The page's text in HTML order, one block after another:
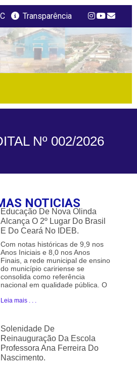
Transparência
Nº 002/2026
NOTICIAS
Educação De Nova Olinda
Alcança O 2º Lugar Do Brasil
E Do Ceará No IDEB.
Com notas históricas de 9,9 nos
Anos Iniciais e 8,0 nos Anos
Finais, a rede municipal de ensino
do município caririense se
consolida como referência
nacional em qualidade pública. O
Leia mais . . .
Solenidade De
Reinauguração Da Escola
Professora Ana Ferreira Do
Nascimento.